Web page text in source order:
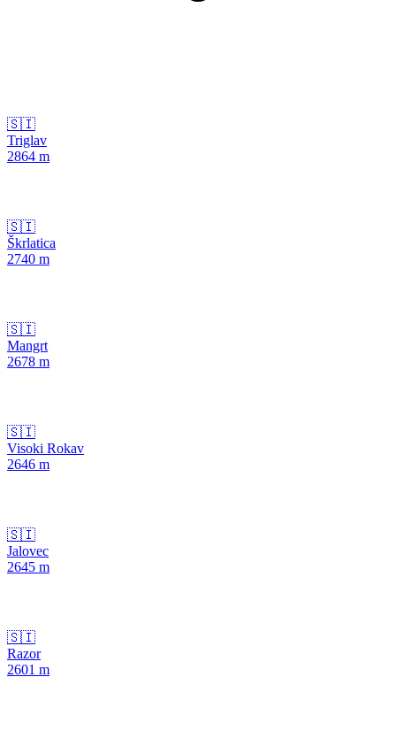
🇸🇮
Triglav
2864 m
🇸🇮
Škrlatica
2740 m
🇸🇮
Mangrt
2678 m
🇸🇮
Visoki Rokav
2646 m
🇸🇮
Jalovec
2645 m
🇸🇮
Razor
2601 m